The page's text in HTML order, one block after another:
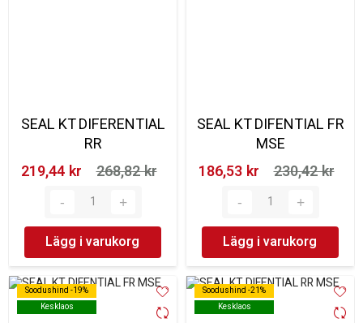
SEAL KT DIFERENTIAL
RR
219,44 kr‎
268,82 kr‎
Lägg i varukorg
SEAL KT DIFENTIAL FR
MSE
186,53 kr‎
230,42 kr‎
Lägg i varukorg
Soodushind -19%
Kesklaos
Soodushind -19%
Kesklaos
Soodushind -21%
Kesklaos
Soodushind -21%
Kesklaos